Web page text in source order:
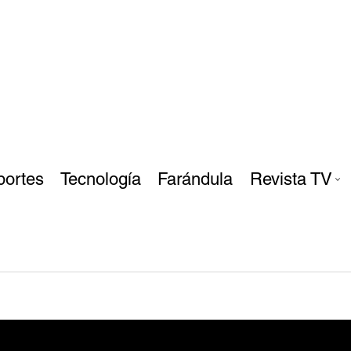
Tecnología Farándula Revista TV